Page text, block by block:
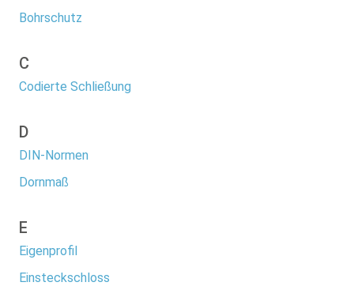
Bohrschutz
C
Codierte Schließung
D
DIN-Normen
Dornmaß
E
Eigenprofil
Einsteckschloss